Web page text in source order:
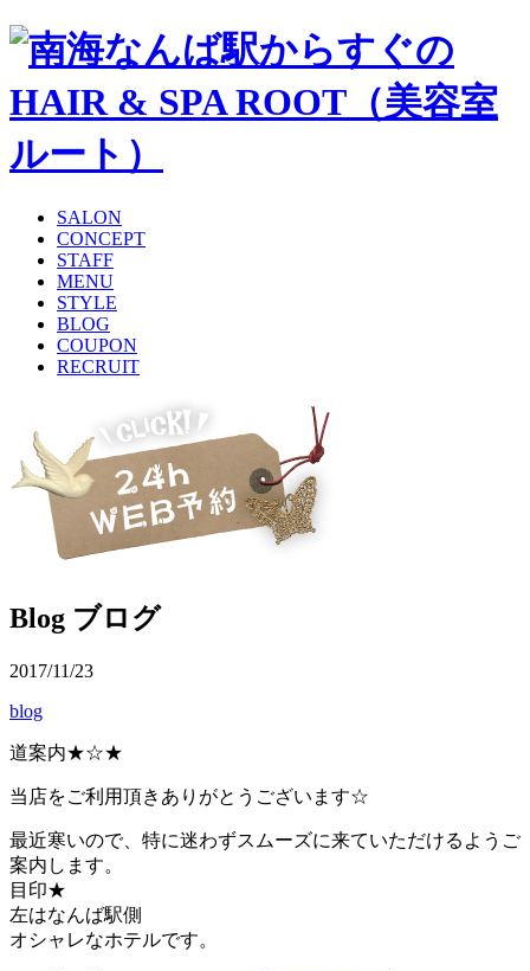
SALON
CONCEPT
STAFF
MENU
STYLE
BLOG
COUPON
RECRUIT
Blog ブログ
2017/11/23
blog
道案内★☆★
当店をご利用頂きありがとうございます☆
最近寒いので、特に迷わずスムーズに来ていただけるようご
案内します。
目印★
左はなんば駅側
オシャレなホテルです。